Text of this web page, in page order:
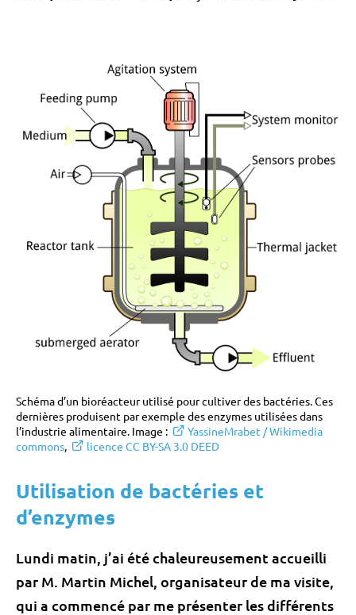
Schéma d’un bioréacteur utilisé pour cultiver des bactéries. Ces
dernières produisent par exemple des enzymes utilisées dans
l’industrie alimentaire. Image :
YassineMrabet / Wikimedia
commons, licence CC BY-SA 3.0 DEED
Utilisation de bactéries et
d’enzymes
Lundi matin, j’ai été chaleureusement accueilli
par M. Martin Michel, organisateur de ma visite,
qui a commencé par me présenter les différents